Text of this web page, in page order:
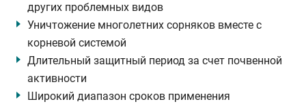
других проблемных видов
Уничтожение многолетних сорняков вместе с
корневой системой
Длительный защитный период за счет почвенной
активности
Широкий диапазон сроков применения